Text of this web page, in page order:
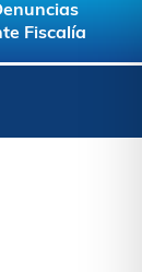
Fiscalía